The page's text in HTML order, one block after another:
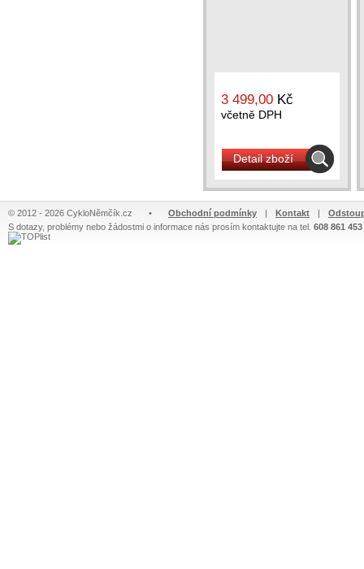
3 499,00 Kč
včetně DPH
Detail zboží
© 2012 - 2026 CykloNěmčík.cz • Obchodní podmínky | Kontakt |
S dotazy, problémy nebo žádostmi o informace nás prosím kontaktujte na tel. 608 861 453